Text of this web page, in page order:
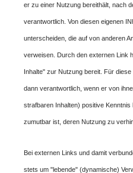
er zu einer Nutzung bereithält, nach
verantwortlich. Von diesen eigenen
unterscheiden, die auf von anderen
verweisen. Durch den externen Link
Inhalte" zur Nutzung bereit. Für
dann verantwortlich, wenn er von
strafbaren Inhalten) positive
zumutbar ist, deren Nutzung zu
Bei externen Links und damit
stets um "lebende" (dynamische)